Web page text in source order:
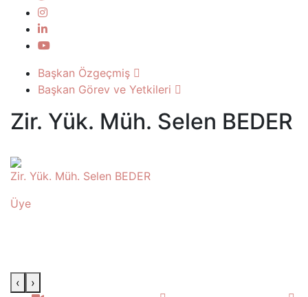
Başkan Özgeçmiş
Başkan Görev ve Yetkileri
Zir. Yük. Müh. Selen BEDER
Zir. Yük. Müh. Selen BEDER
Üye
‹ ›